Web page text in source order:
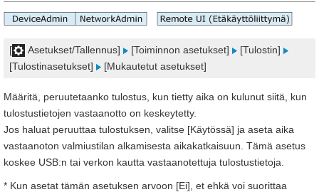
[ Asetukset/Tallennus] [Toiminnon asetukset]
[Tulostin]
[Tulostinasetukset]
[Mukautetut asetukset]
Määritä, peruutetaanko tulostus, kun tietty aika on kulunut siitä, kun
tulostustietojen vastaanotto on keskeytetty.
Jos haluat peruuttaa tulostuksen, valitse [Käytössä] ja aseta aika
vastaanoton valmiustilan alkamisesta aikakatkaisuun. Tämä asetus
koskee USB:n tai verkon kautta vastaanotettuja tulostustietoja.
* Kun asetat tämän asetuksen arvoon [Ei], et ehkä voi suorittaa